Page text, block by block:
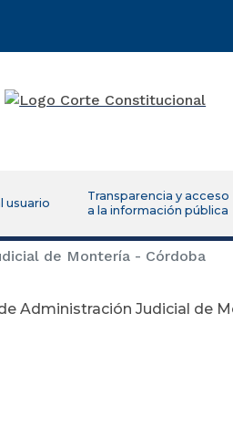
usuario
Transparencia y acceso
a la información pública
de Montería - Córdoba
Administración Judicial de